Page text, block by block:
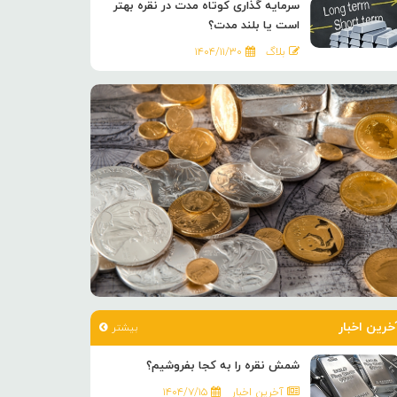
سرمایه گذاری کوتاه مدت در نقره بهتر
است یا بلند مدت؟
بلاگ ۱۴۰۴/۱۱/۳۰
اخبار بیشتر
شمش نقره را به کجا بفروشیم؟
آخرین اخبار ۱۴۰۴/۷/۱۵